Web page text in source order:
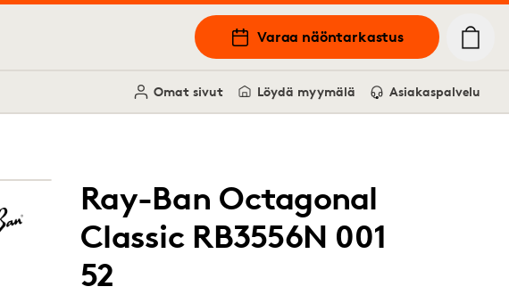
Varaa näöntarkastus
Omat sivut Löydä myymälä Asiakaspalvelu
Ray-Ban Octagonal
Classic RB3556N 001
52